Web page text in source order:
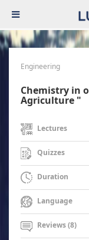
Engineering
Chemistry in
Agriculture "
Lectures
Quizzes
Duration
Language
Reviews (8)